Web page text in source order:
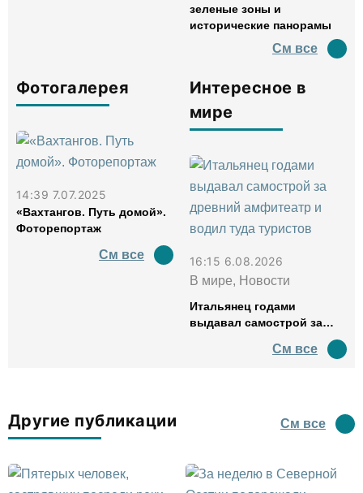
зеленые зоны и
исторические панорамы
См все
Фотогалерея
14:39 7.07.2025
«Вахтангов. Путь домой».
Фоторепортаж
См все
Интересное в
мире
16:15 6.08.2026
В мире, Новости
Итальянец годами
выдавал самострой за
водил туда туристов
См все
Другие публикации См все